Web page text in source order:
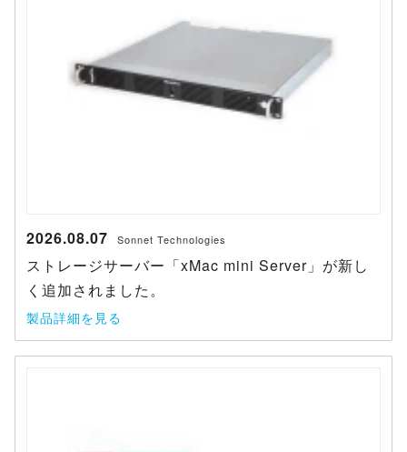
2026.08.07 Sonnet Technologies
ストレージサーバー「xMac mini Server」が新し
く追加されました。
製品詳細を見る